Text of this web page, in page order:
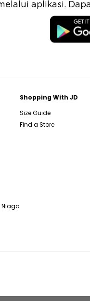
aplikasi.
Niaga
Shopping With JD
Size Guide
Find a Store